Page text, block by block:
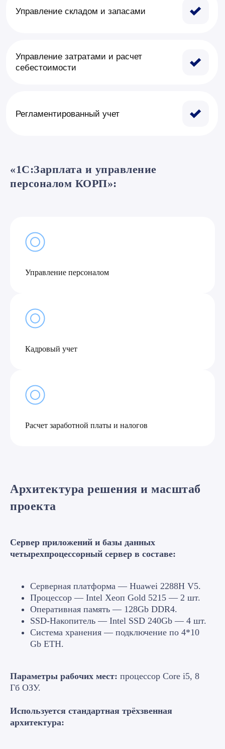
«1С:Зарплата и управление
персоналом КОРП»:
Управление персоналом
Кадровый учет
Расчет заработной платы и налогов
Архитектура решения и масштаб
проекта
Сервер приложений и базы данных
четырехпроцессорный сервер в составе:
Серверная платформа — Huawei 2288H V5.
Процессор — Intel Хеоп Gold 5215 — 2 шт.
Оперативная память — 128Gb DDR4.
SSD-Накопитель — Intel SSD 240Gb — 4 шт.
Система хранения — подключение по 4*10
Gb ETH.
Параметры рабочих мест: процессор Core i5, 8
Гб ОЗУ.
Используется стандартная трёхзвенная
архитектура: